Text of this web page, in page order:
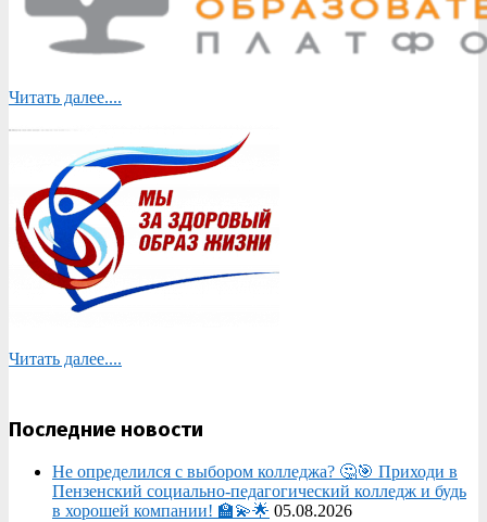
Читать далее....
Читать далее....
Последние новости
Не определился с выбором колледжа? 🤔🎯 Приходи в
Пензенский социально-педагогический колледж и будь
в хорошей компании! 🏫💫🌟 05.08.2026